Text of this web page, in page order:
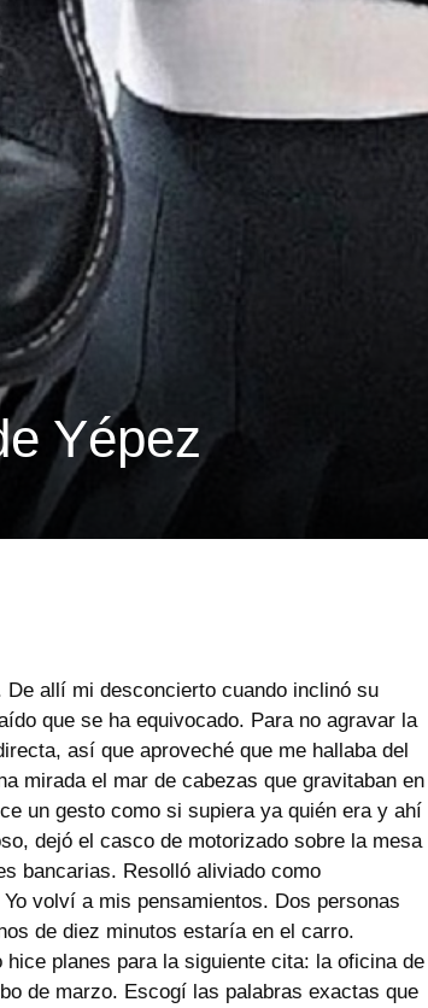
Yépez
De allí mi desconcierto cuando inclinó su
que se ha equivocado. Para no agravar la
así que aproveché que me hallaba del
mirada el mar de cabezas que gravitaban en
un gesto como si supiera ya quién era y ahí
dejó el casco de motorizado sobre la mesa
bancarias. Resolló aliviado como
volví a mis pensamientos. Dos personas
de diez minutos estaría en el carro.
planes para la siguiente cita: la oficina de
de marzo. Escogí las palabras exactas que